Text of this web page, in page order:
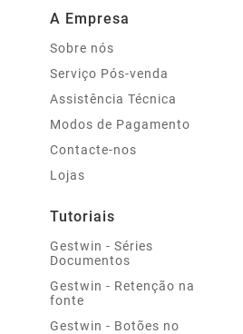
A Empresa
Sobre nós
Serviço Pós-venda
Assistência Técnica
Modos de Pagamento
Contacte-nos
Lojas
Tutoriais
Gestwin - Séries
Documentos
Gestwin - Retenção na
fonte
Gestwin - Botões no